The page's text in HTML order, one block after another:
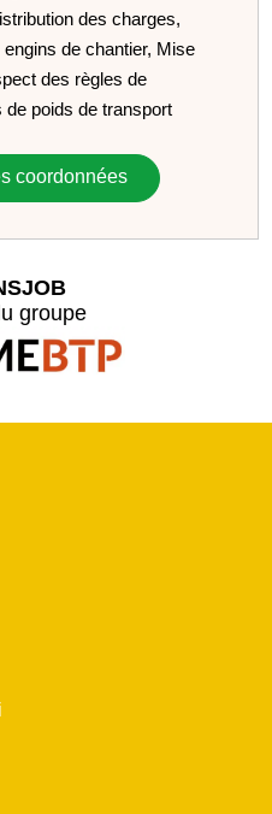
des charges,
de chantier, Mise
des règles de
poids de transport
coordonnées
groupe